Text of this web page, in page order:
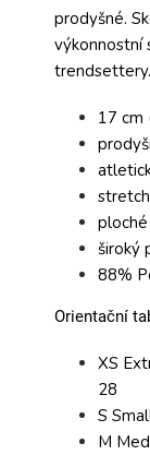
prodyšné.
výkonnostní
trendsettery.
17 cm
široký
88%
Orientační
XS
28
S
M